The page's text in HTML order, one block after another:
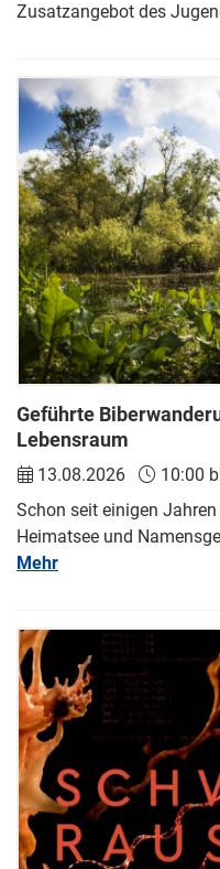
Zusatzangebot des
Geführte
Lebensraum
13.08.2026
10:00
Schon seit einigen
Heimatsee und
Mehr